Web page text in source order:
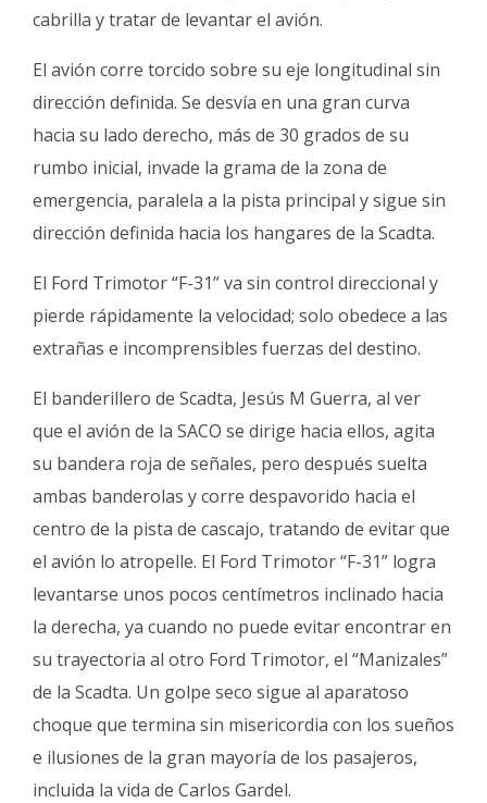
cabrilla y tratar de levantar el avión.
El avión corre torcido sobre su eje longitudinal sin
dirección definida. Se desvía en una gran curva
hacia su lado derecho, más de 30 grados de su
rumbo inicial, invade la grama de la zona de
emergencia, paralela a la pista principal y sigue sin
dirección definida hacia los hangares de la Scadta.
El Ford Trimotor “F-31” va sin control direccional y
pierde rápidamente la velocidad; solo obedece a las
extrañas e incomprensibles fuerzas del destino.
El banderillero de Scadta, Jesús M Guerra, al ver
que el avión de la SACO se dirige hacia ellos, agita
su bandera roja de señales, pero después suelta
ambas banderolas y corre despavorido hacia el
centro de la pista de cascajo, tratando de evitar que
el avión lo atropelle. El Ford Trimotor “F-31” logra
levantarse unos pocos centímetros inclinado hacia
la derecha, ya cuando no puede evitar encontrar en
su trayectoria al otro Ford Trimotor, el “Manizales”
de la Scadta. Un golpe seco sigue al aparatoso
choque que termina sin misericordia con los sueños
e ilusiones de la gran mayoría de los pasajeros,
incluida la vida de Carlos Gardel.